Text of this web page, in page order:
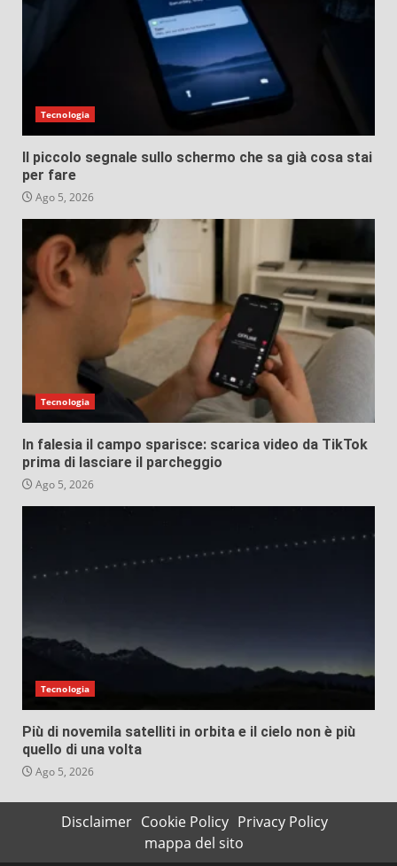
Tecnologia
Il piccolo segnale sullo schermo che sa già cosa stai
per fare
Ago 5, 2026
Tecnologia
In falesia il campo sparisce: scarica video da TikTok
prima di lasciare il parcheggio
Ago 5, 2026
Tecnologia
Più di novemila satelliti in orbita e il cielo non è più
quello di una volta
Ago 5, 2026
Disclaimer Cookie Policy Privacy Policy
mappa del sito